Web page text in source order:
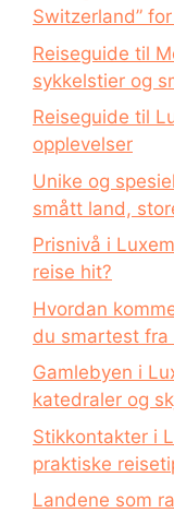
Switzerland”
Reiseguide til
sykkelstier og
Reiseguide til
opplevelser
Unike og
smått land,
Prisnivå i
reise hit?
Hvordan
du smartest fra
Gamlebyen i
katedraler og
Stikkontakter i
praktiske
Landene som